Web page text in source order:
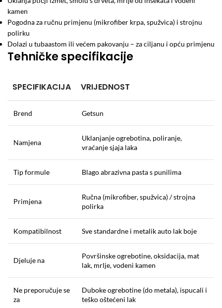
kamen
Pogodna za ručnu primjenu (mikrofiber krpa, spužvica) i strojnu
polirku
Dolazi u tubaastom ili većem pakovanju – za ciljanu i opću primjenu
Tehničke specifikacije
SPECIFIKACIJA VRIJEDNOST
Brend Getsun
Namjena
Uklanjanje ogrebotina, poliranje,
vraćanje sjaja laka
Tip formule Blago abrazivna pasta s punilima
Primjena
Ručna (mikrofiber, spužvica) / strojna
polirka
Kompatibilnost Sve standardne i metalik auto lak boje
Djeluje na
Površinske ogrebotine, oksidacija, mat
lak, mrlje, vodeni kamen
Ne preporučuje se
za
Duboke ogrebotine (do metala), ispucali i
teško oštećeni lak